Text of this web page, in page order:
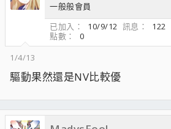
一般般會員
已加入
10/9/12 訊息 122
點數
0
1/4/13
驅動果然還是NV比較優